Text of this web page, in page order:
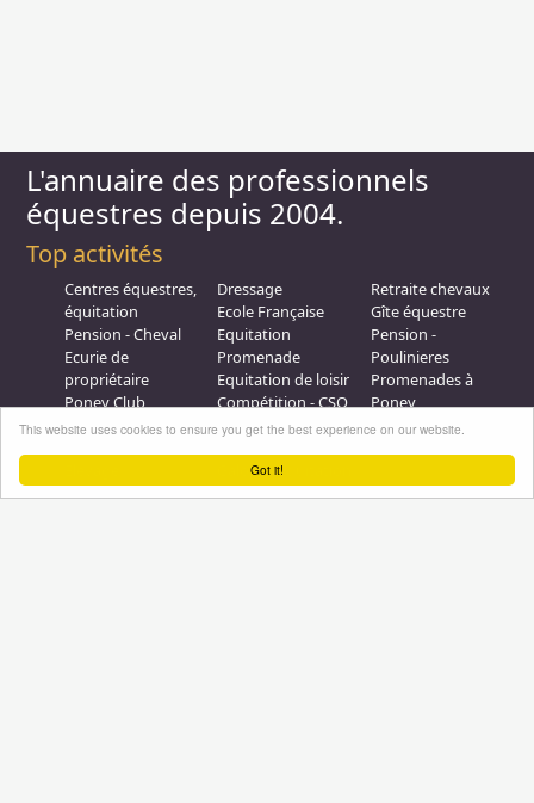
Got it!
This website uses cookies to ensure you get the best experience on our website.
L'annuaire des professionnels
équestres depuis 2004.
Top activités
Centres équestres,
équitation
Pension - Cheval
Ecurie de
propriétaire
Poney Club
Pension - Poney
Dressage
Ecole Française
Equitation
Promenade
Equitation de loisir
Compétition - CSO
Promenades à
Galops - Equitation
Retraite chevaux
Gîte équestre
Pension -
Poulinieres
Promenades à
Poney
Saut d obstacle
Plus d'infos